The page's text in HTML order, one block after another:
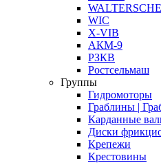
WIC
X-VIB
АКМ-9
РЗКВ
Ростсельмаш
Группы
Гидромоторы
Граблины |
Карданные
Диски
Крепежи
Крестовины